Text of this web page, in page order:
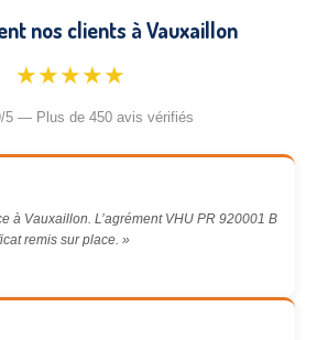
nos clients à Vauxaillon
★★★★★
5 — Plus de 450 avis vérifiés
à Vauxaillon. L’agrément VHU PR 920001 B
remis sur place. »